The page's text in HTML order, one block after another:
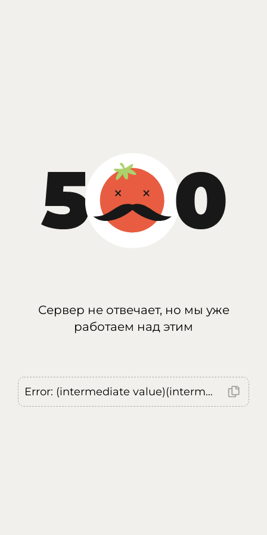
Сервер не отвечает, но мы уже
работаем над этим
Error: (intermediate value)(intermediate value)(intermediate value).replaceAll is not a function